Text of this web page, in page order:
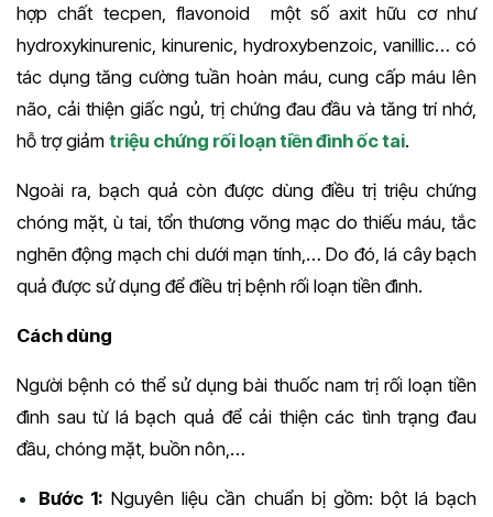
hợp chất tecpen, flavonoid một số axit hữu cơ như
hydroxykinurenic, kinurenic, hydroxybenzoic, vanillic… có
tác dụng tăng cường tuần hoàn máu, cung cấp máu lên
não, cải thiện giấc ngủ, trị chứng đau đầu và tăng trí nhớ,
hỗ trợ giảm triệu chứng rối loạn tiền đình ốc tai.
Ngoài ra, bạch quả còn được dùng điều trị triệu chứng
chóng mặt, ù tai, tổn thương võng mạc do thiếu máu, tắc
nghẽn động mạch chi dưới mạn tính,… Do đó, lá cây bạch
quả được sử dụng để điều trị bệnh rối loạn tiền đình.
Cách dùng
Người bệnh có thể sử dụng bài thuốc nam trị rối loạn tiền
đình sau từ lá bạch quả để cải thiện các tình trạng đau
đầu, chóng mặt, buồn nôn,…
Bước 1: Nguyên liệu cần chuẩn bị gồm: bột lá bạch